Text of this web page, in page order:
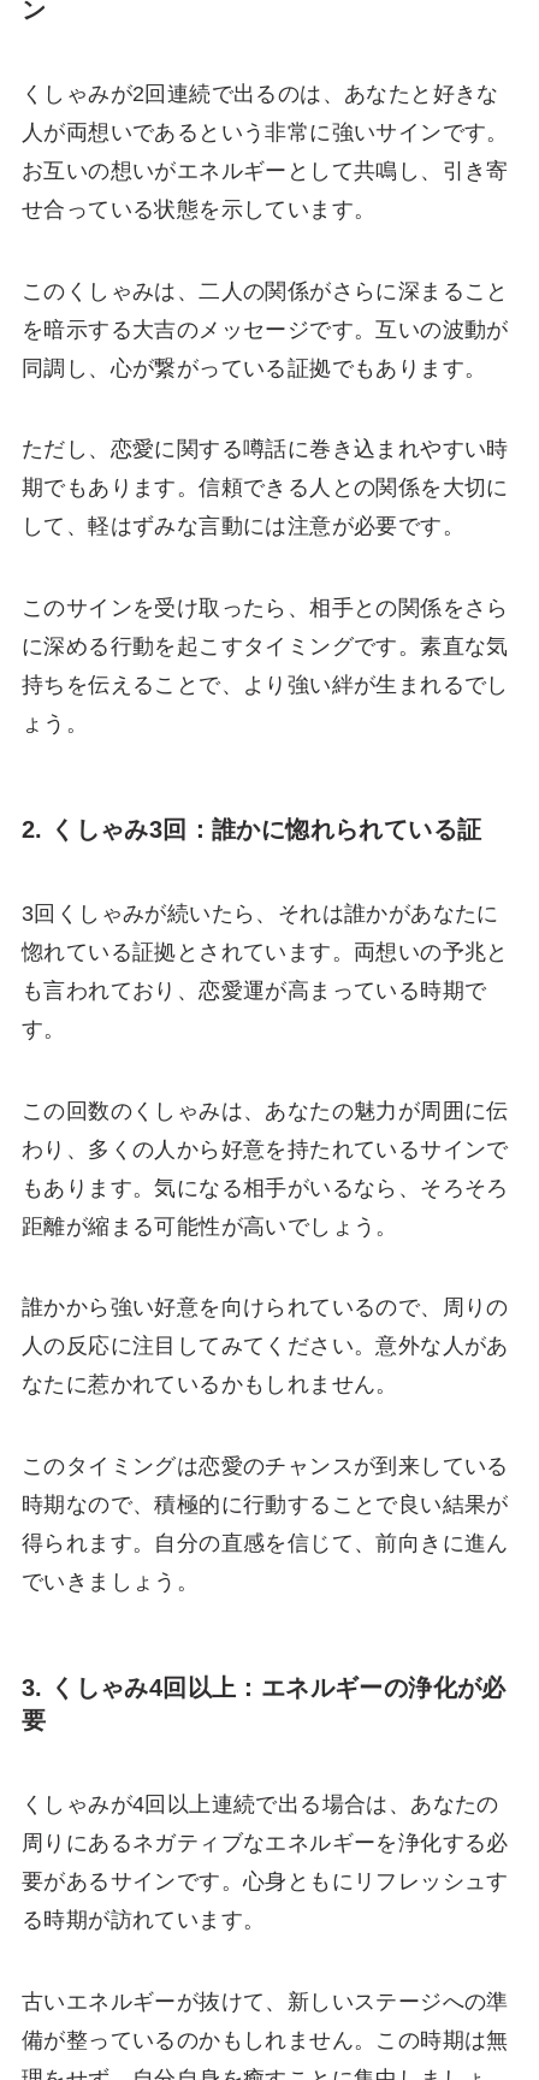
ン
くしゃみが2回連続で出るのは、あなたと好きな
人が両想いであるという非常に強いサインです。
お互いの想いがエネルギーとして共鳴し、引き寄
せ合っている状態を示しています。
このくしゃみは、二人の関係がさらに深まること
を暗示する大吉のメッセージです。互いの波動が
同調し、心が繋がっている証拠でもあります。
ただし、恋愛に関する噂話に巻き込まれやすい時
期でもあります。信頼できる人との関係を大切に
して、軽はずみな言動には注意が必要です。
このサインを受け取ったら、相手との関係をさら
に深める行動を起こすタイミングです。素直な気
持ちを伝えることで、より強い絆が生まれるでし
ょう。
2. くしゃみ3回：誰かに惚れられている証
3回くしゃみが続いたら、それは誰かがあなたに
惚れている証拠とされています。両想いの予兆と
も言われており、恋愛運が高まっている時期で
す。
この回数のくしゃみは、あなたの魅力が周囲に伝
わり、多くの人から好意を持たれているサインで
もあります。気になる相手がいるなら、そろそろ
距離が縮まる可能性が高いでしょう。
誰かから強い好意を向けられているので、周りの
人の反応に注目してみてください。意外な人があ
なたに惹かれているかもしれません。
このタイミングは恋愛のチャンスが到来している
時期なので、積極的に行動することで良い結果が
得られます。自分の直感を信じて、前向きに進ん
でいきましょう。
3. くしゃみ4回以上：エネルギーの浄化が必
要
くしゃみが4回以上連続で出る場合は、あなたの
周りにあるネガティブなエネルギーを浄化する必
要があるサインです。心身ともにリフレッシュす
る時期が訪れています。
古いエネルギーが抜けて、新しいステージへの準
備が整っているのかもしれません。この時期は無